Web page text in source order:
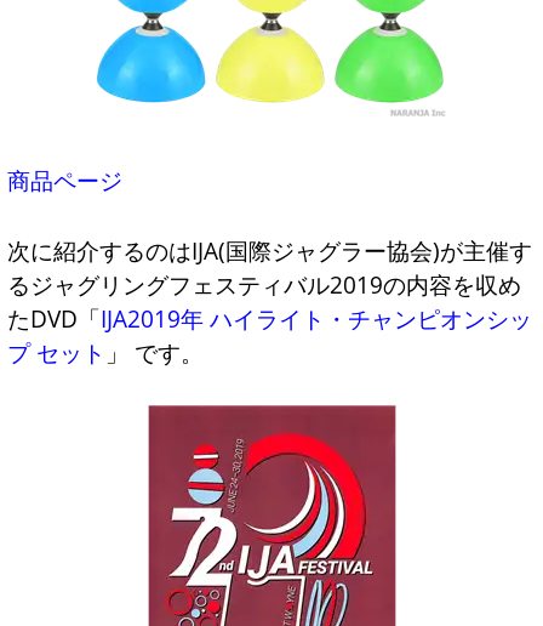
商品ページ
次に紹介するのはIJA(国際ジャグラー協会)が主催す
るジャグリングフェスティバル2019の内容を収め
たDVD「IJA2019年 ハイライト・チャンピオンシッ
プ セット 」 です。